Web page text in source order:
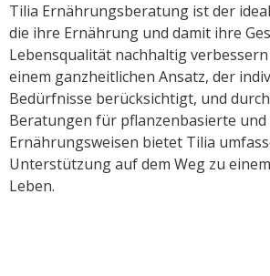
Tilia Ernährungsberatung ist der
die ihre Ernährung und damit ihre
Lebensqualität nachhaltig
einem ganzheitlichen Ansatz, der
Bedürfnisse berücksichtigt, und
Beratungen für pflanzenbasierte
Ernährungsweisen bietet Tilia
Unterstützung auf dem Weg zu
Leben.